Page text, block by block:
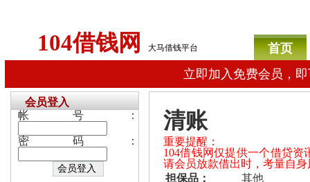
104借钱网 大马借钱平台
首页
立即加入免费会员，
清账
重要提醒：
104借钱网仅提供一个借贷
请会员放款借出时，考量自
担保品：
其他
会员登入
帐号：
密码：